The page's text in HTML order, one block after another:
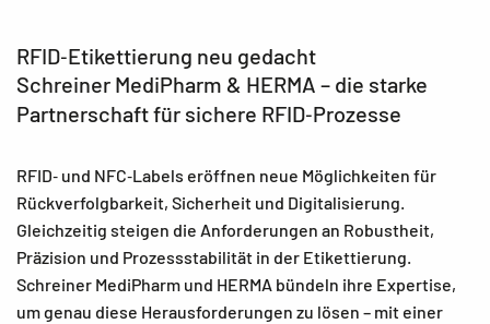
RFID‑Etikettierung neu gedacht
Schreiner MediPharm & HERMA – die starke
Partnerschaft für sichere RFID‑Prozesse
RFID‑ und NFC‑Labels eröffnen neue Möglichkeiten für
Rückverfolgbarkeit, Sicherheit und Digitalisierung.
Gleichzeitig steigen die Anforderungen an Robustheit,
Präzision und Prozessstabilität in der Etikettierung.
Schreiner MediPharm und HERMA bündeln ihre Expertise,
um genau diese Herausforderungen zu lösen – mit einer